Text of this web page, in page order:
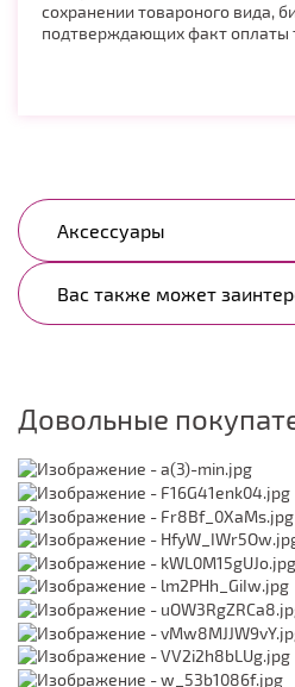
сохранении товароного вида,
подтверждающих факт оплаты
Аксессуары
Вас также может
Довольные